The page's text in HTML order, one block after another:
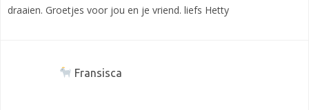
draaien. Groetjes voor jou en je vriend. liefs Hetty
Fransisca